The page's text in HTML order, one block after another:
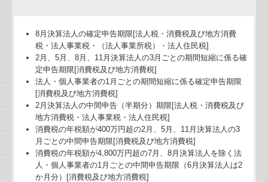
8月決算法人の確定申告期限[法人税・消費税及び地方消費
税・法人事業税・（法人事業所税）・法人住民税]
2月、5月、8月、11月決算法人の3月ごとの期間短縮に係る確
定申告期限[消費税及び地方消費税]
法人・個人事業者の1月ごとの期間短縮に係る確定申告期限
[消費税及び地方消費税]
2月決算法人の中間申告（半期分）期限[法人税・消費税及び
地方消費税・法人事業税・法人住民税]
消費税の年税額が400万円超の2月、5月、11月決算法人の3
月ごとの中間申告期限[消費税及び地方消費税]
消費税の年税額が4,800万円超の7月、8月決算法人を除く法
人・個人事業者の1月ごとの中間申告期限（6月決算法人は2
か月分）[消費税及び地方消費税]